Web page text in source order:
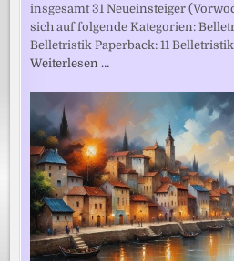
insgesamt 31 Neueinsteiger
sich auf folgende Kategorien:
Belletristik Paperback: 11
Weiterlesen …